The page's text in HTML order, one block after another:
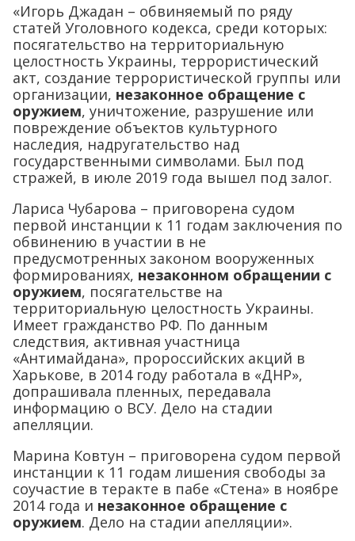
«Игорь Джадан – обвиняемый по ряду
статей Уголовного кодекса, среди которых:
посягательство на территориальную
целостность Украины, террористический
акт, создание террористической группы или
организации, незаконное обращение с
оружием, уничтожение, разрушение или
повреждение объектов культурного
наследия, надругательство над
государственными символами. Был под
стражей, в июле 2019 года вышел под залог.
Лариса Чубарова – приговорена судом
первой инстанции к 11 годам заключения по
обвинению в участии в не
предусмотренных законом вооруженных
формированиях, незаконном обращении с
оружием, посягательстве на
территориальную целостность Украины.
Имеет гражданство РФ. По данным
следствия, активная участница
«Антимайдана», пророссийских акций в
Харькове, в 2014 году работала в «ДНР»,
допрашивала пленных, передавала
информацию о ВСУ. Дело на стадии
апелляции.
Марина Ковтун – приговорена судом первой
инстанции к 11 годам лишения свободы за
соучастие в теракте в пабе «Стена» в ноябре
2014 года и незаконное обращение с
оружием. Дело на стадии апелляции».